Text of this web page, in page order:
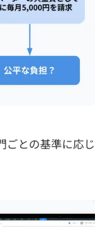
ごとの基準に応じ